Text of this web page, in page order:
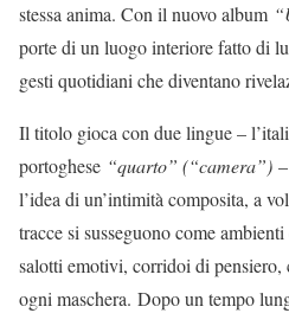
stessa anima. Con il nuovo album
porte di un luogo interiore fatto di
gesti quotidiani che diventano
Il titolo gioca con due lingue –
portoghese “quarto” (“camera”)
l’idea di un’intimità composita, a
tracce si susseguono come
salotti emotivi, corridoi di
ogni maschera. Dopo un tempo